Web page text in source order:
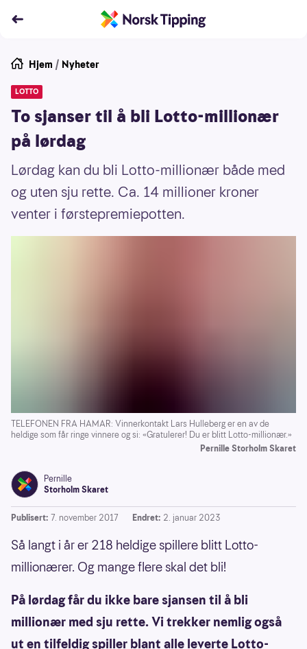
Hjem / Nyheter
LOTTO
To sjanser til å bli Lotto-millionær
på lørdag
Lørdag kan du bli Lotto-millionær både med
og uten sju rette. Ca. 14 millioner kroner
venter i førstepremiepotten.
TELEFONEN FRA HAMAR: Vinnerkontakt Lars Hulleberg er en av de
heldige som får ringe vinnere og si: «Gratulerer! Du er blitt Lotto-millionær.»
Pernille Storholm Skaret
Pernille
Storholm Skaret
Publisert: 7. november 2017 Endret: 2. januar 2023
Så langt i år er 218 heldige spillere blitt Lotto-
millionærer. Og mange flere skal det bli!
På lørdag får du ikke bare sjansen til å bli
millionær med sju rette. Vi trekker nemlig også
ut en tilfeldig spiller blant alle leverte Lotto-